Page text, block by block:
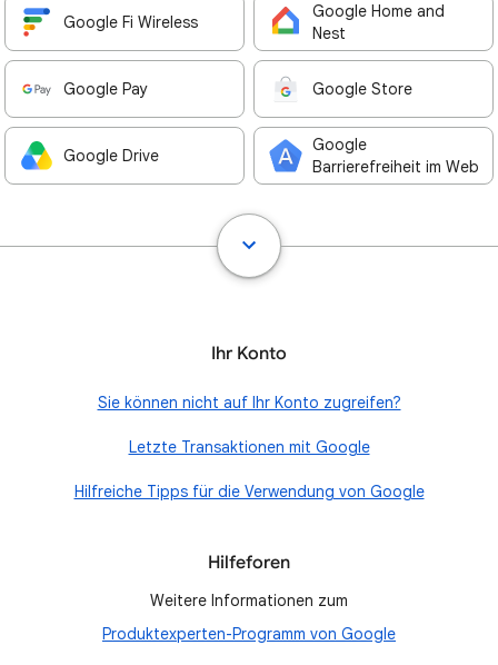
Google Fi Wireless
Google Home and
Nest
Google Pay Google Store
Google Drive
Google
Barrierefreiheit im Web
Ihr Konto
Sie können nicht auf Ihr Konto zugreifen?
Letzte Transaktionen mit Google
Hilfreiche Tipps für die Verwendung von Google
Hilfeforen
Weitere Informationen zum
Produktexperten-Programm von Google